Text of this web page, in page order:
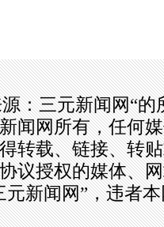
：三元新闻网“
闻网所有，任何
转载、链接、转
议授权的媒体、
新闻网”，违者